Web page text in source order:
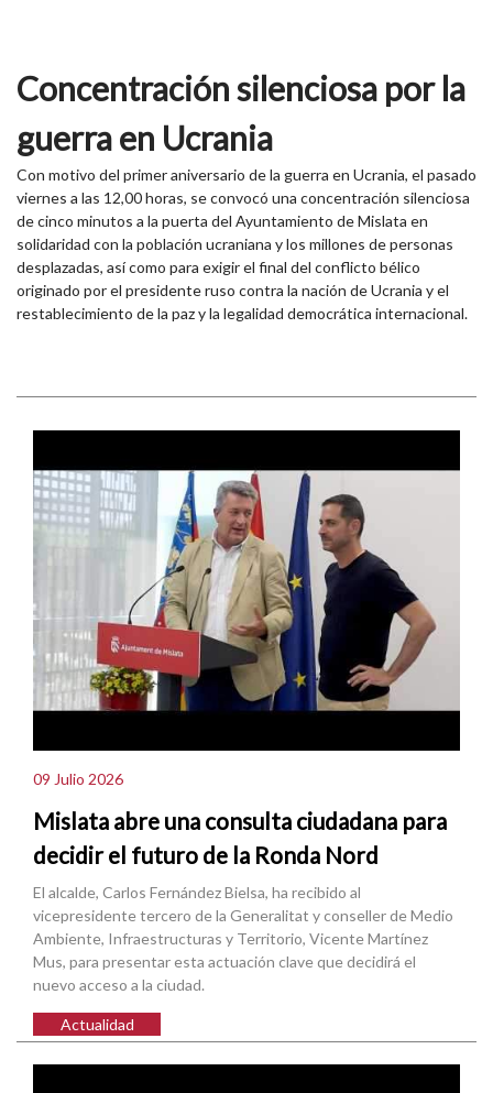
Concentración silenciosa por la
guerra en Ucrania
Con motivo del primer aniversario de la guerra en Ucrania, el pasado
viernes a las 12,00 horas, se convocó una concentración silenciosa
de cinco minutos a la puerta del Ayuntamiento de Mislata en
solidaridad con la población ucraniana y los millones de personas
desplazadas, así como para exigir el final del conflicto bélico
originado por el presidente ruso contra la nación de Ucrania y el
restablecimiento de la paz y la legalidad democrática internacional.
09 Julio 2026
Mislata abre una consulta ciudadana para
decidir el futuro de la Ronda Nord
El alcalde, Carlos Fernández Bielsa, ha recibido al
vicepresidente tercero de la Generalitat y conseller de Medio
Ambiente, Infraestructuras y Territorio, Vicente Martínez
Mus, para presentar esta actuación clave que decidirá el
nuevo acceso a la ciudad.
Actualidad